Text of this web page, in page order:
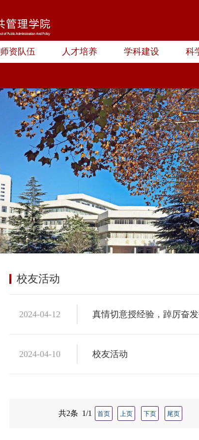
师资队伍 人才培养 学科建设 科
校友活动
2024-04-12 真情切意授经验，踔厉奋
2024-04-10 校友活动
共2条 1/1 首页 上页 下页 尾页